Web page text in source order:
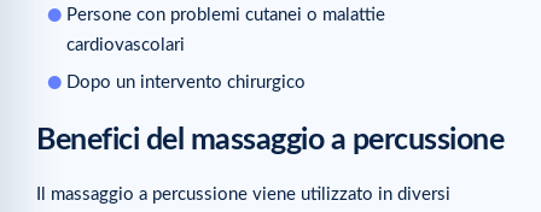
Persone con problemi cutanei o malattie
cardiovascolari
Dopo un intervento chirurgico
Benefici del massaggio a percussione
Il massaggio a percussione viene utilizzato in diversi